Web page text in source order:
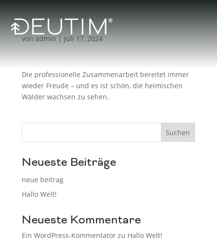
von admin | Juli 17, 2024
Die professionelle Zusammenarbeit bereitet immer
wieder Freude – und es ist schön, die heimischen
Wälder wachsen zu sehen.
Suchen
Neueste Beiträge
neue beitrag
Hallo Welt!
Neueste Kommentare
Ein WordPress-Kommentatorzu Hallo Welt!